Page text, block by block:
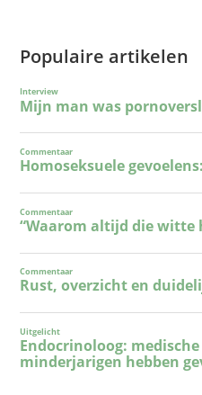
Populaire artikelen